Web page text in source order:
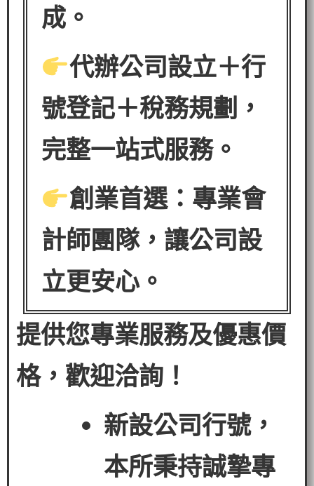
成。
代辦公司設立＋行
號登記＋稅務規劃，
完整一站式服務。
創業首選：專業會
計師團隊，讓公司設
立更安心。
提供您專業服務及優惠價
格，歡迎洽詢！
新設公司行號，
本所秉持誠摯專